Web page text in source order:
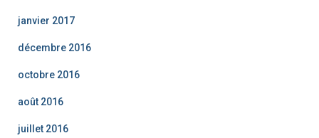
janvier 2017
décembre 2016
octobre 2016
août 2016
juillet 2016